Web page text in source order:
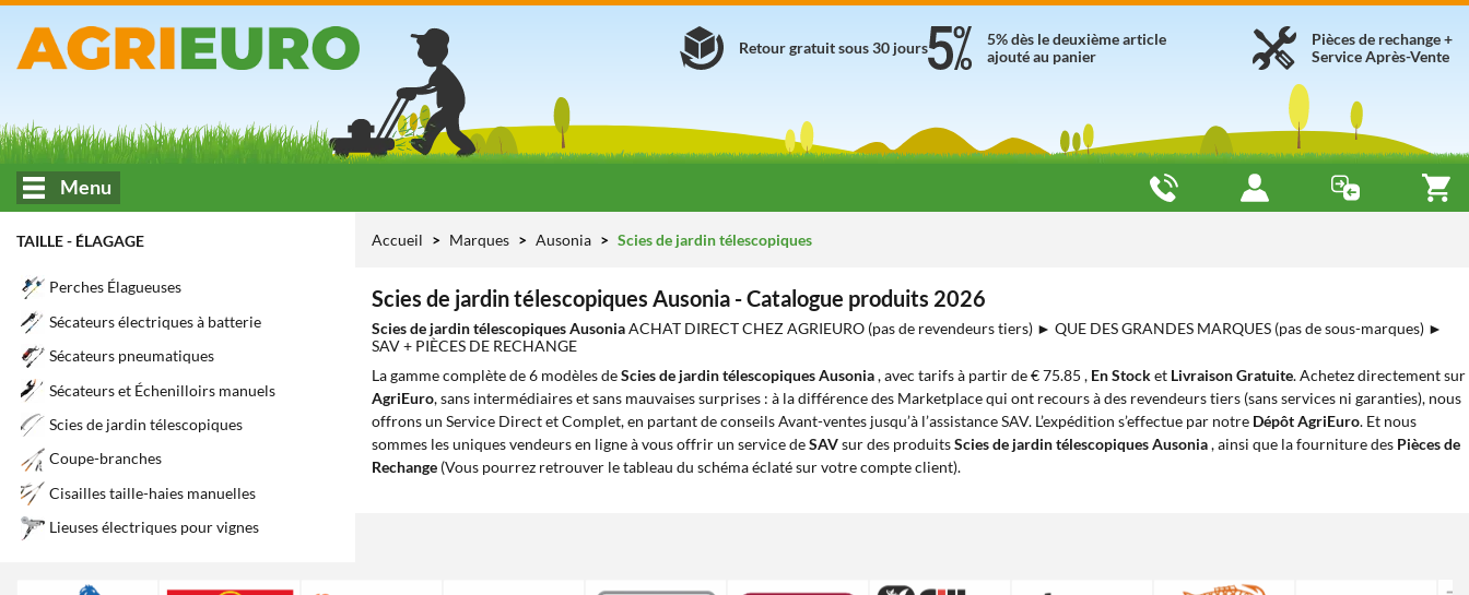
Pièces de rechange +
Service Après-Vente
5% dès le deuxième article
ajouté au panier
Retour gratuit sous 30 jours
Menu
TAILLE - ÉLAGAGE
Perches Élagueuses
Sécateurs électriques à batterie
Sécateurs pneumatiques
Sécateurs et Échenilloirs manuels
Scies de jardin télescopiques
Coupe-branches
Cisailles taille-haies manuelles
Lieuses électriques pour vignes
Accueil Marques Ausonia Scies de jardin télescopiques
Scies de jardin télescopiques Ausonia - Catalogue produits 2026
Scies de jardin télescopiques AusoniaACHAT DIRECT CHEZ AGRIEURO (pas de revendeurs tiers) ► QUE DES GRANDES MARQUES (pas de sous-marques) ►
SAV + PIÈCES DE RECHANGE
La gamme complète de 6 modèles deScies de jardin télescopiques Ausonia, avec tarifs à partir de € 75.85 , En Stocket Livraison Gratuite. Achetez directement sur
AgriEuro, sans intermédiaires et sans mauvaises surprises : à la différence des Marketplace qui ont recours à des revendeurs tiers (sans services ni garanties), nous
offrons un Service Direct et Complet, en partant de conseils Avant-ventes jusqu’à l’assistance SAV. L’expédition s’effectue par notre Dépôt AgriEuro. Et nous
sommes les uniques vendeurs en ligne à vous offrir un service deSAVsur des produitsScies de jardin télescopiques Ausonia, ainsi que la fourniture des Pièces de
Rechange (Vous pourrez retrouver le tableau du schéma éclaté sur votre compte client).